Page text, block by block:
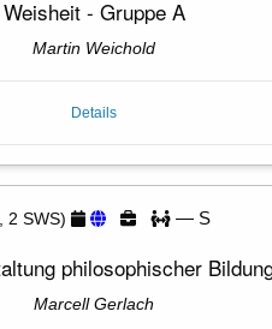
Weisheit - Gruppe A
Martin Weichold
Details
2 SWS) — S
philosophischer
Marcell Gerlach